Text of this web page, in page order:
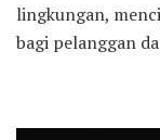
lingkungan,
bagi pelanggan